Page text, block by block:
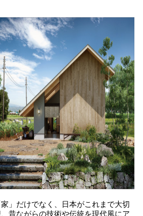
」だけでなく、日本がこれまで大切
昔ながらの技術や伝統を現代風にア